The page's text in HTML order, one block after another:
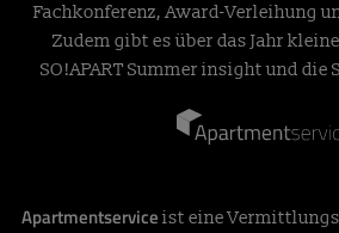
Fachkonferenz, Award-Verleihung
Zudem gibt es über das Jahr
SO!APART Summer insight und die
Apartmentservice ist eine